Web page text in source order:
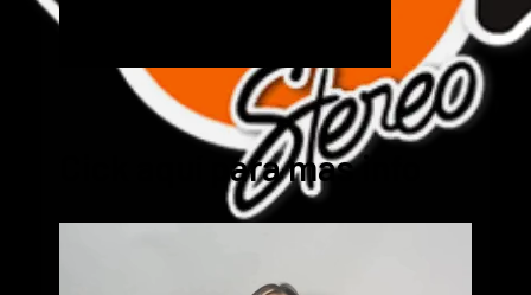
Cick aquí para mas info